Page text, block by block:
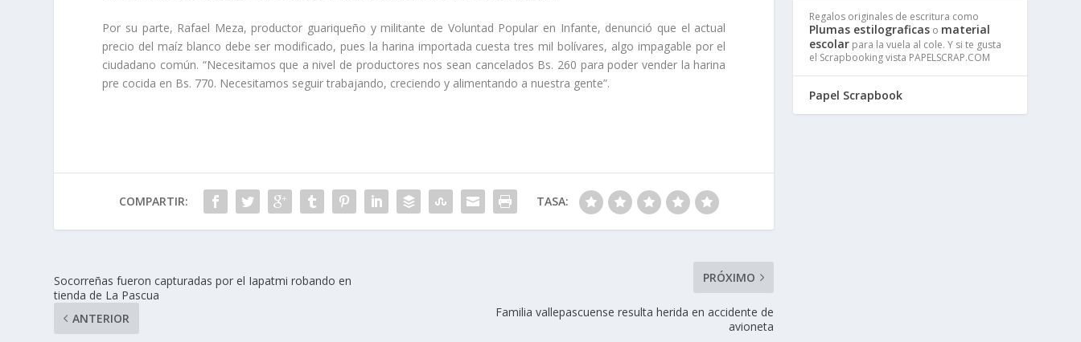
Por su parte, Rafael Meza, productor guariqueño y militante de Voluntad Popular en Infante, denunció que el actual
precio del maíz blanco debe ser modificado, pues la harina importada cuesta tres mil bolívares, algo impagable por el
ciudadano común. “Necesitamos que a nivel de productores nos sean cancelados Bs. 260 para poder vender la harina
pre cocida en Bs. 770. Necesitamos seguir trabajando, creciendo y alimentando a nuestra gente”.
COMPARTIR: TASA:
Socorreñas fueron capturadas por el Iapatmi robando en
tienda de La Pascua
ANTERIOR
PRÓXIMO
Familia vallepascuense resulta herida en accidente de
avioneta
Regalos originales de escritura como
Plumas estilograficas o material
escolar para la vuela al cole. Y si te gusta
el Scrapbooking vista PAPELSCRAP.COM
Papel Scrapbook